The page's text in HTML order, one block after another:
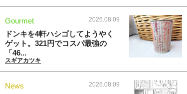
Gourmet 2026.08.09
ドンキを4軒ハシゴしてようやく
ゲット。321円でコスパ最強の
「46...
スギアカツキ
News 2026.08.09